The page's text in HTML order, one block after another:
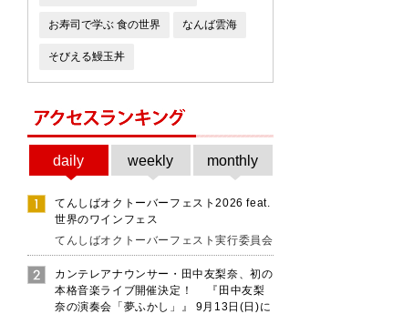
お寿司で学ぶ 食の世界 なんば雲海
そびえる鰻玉丼
daily weekly monthly
てんしばオクトーバーフェスト2026 feat.
世界のワインフェス
てんしばオクトーバーフェスト実行委員会
カンテレアナウンサー・田中友梨奈、初の
本格音楽ライブ開催決定！ 『田中友梨
奈の演奏会「夢ふかし」』 9月13日(日)に